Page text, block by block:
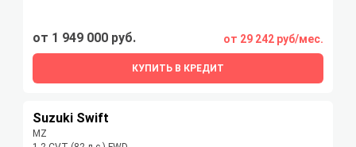
от 1 949 000 руб. от 29 242 руб/мес.
КУПИТЬ В КРЕДИТ
Suzuki Swift
MZ